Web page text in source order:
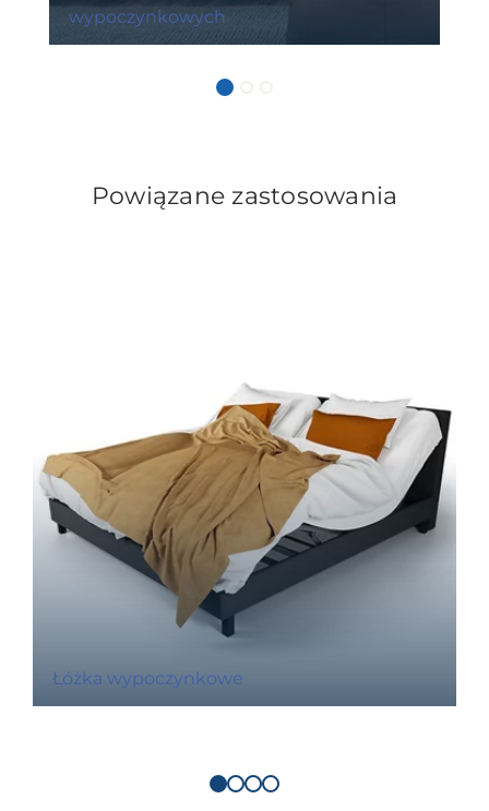
wypoczynkowych
Powiązane zastosowania
Łóżka wypoczynkowe